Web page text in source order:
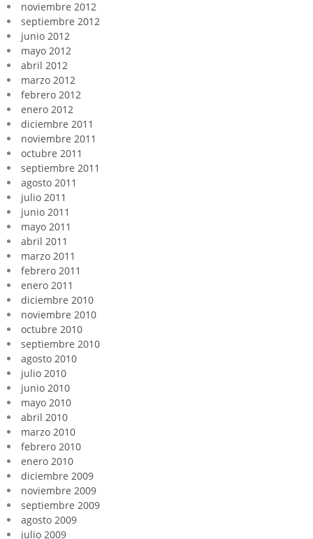
noviembre 2012
septiembre 2012
junio 2012
mayo 2012
abril 2012
marzo 2012
febrero 2012
enero 2012
diciembre 2011
noviembre 2011
octubre 2011
septiembre 2011
agosto 2011
julio 2011
junio 2011
mayo 2011
abril 2011
marzo 2011
febrero 2011
enero 2011
diciembre 2010
noviembre 2010
octubre 2010
septiembre 2010
agosto 2010
julio 2010
junio 2010
mayo 2010
abril 2010
marzo 2010
febrero 2010
enero 2010
diciembre 2009
noviembre 2009
septiembre 2009
agosto 2009
julio 2009